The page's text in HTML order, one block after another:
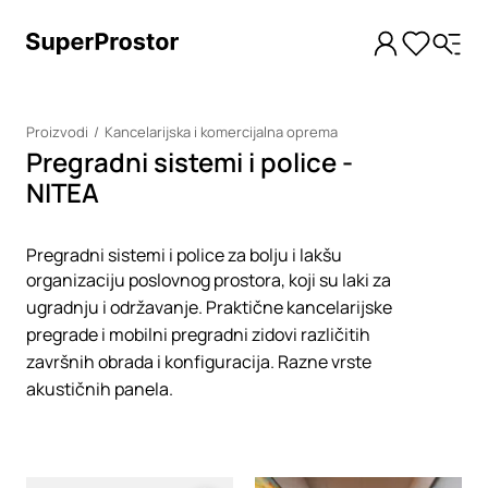
Proizvodi Kancelarijska i komercijalna oprema
Pregradni sistemi i police -
NITEA
Pregradni sistemi i police za bolju i lakšu
organizaciju poslovnog prostora, koji su laki za
ugradnju i održavanje. Praktične kancelarijske
pregrade i mobilni pregradni zidovi različitih
završnih obrada i konfiguracija. Razne vrste
akustičnih panela.